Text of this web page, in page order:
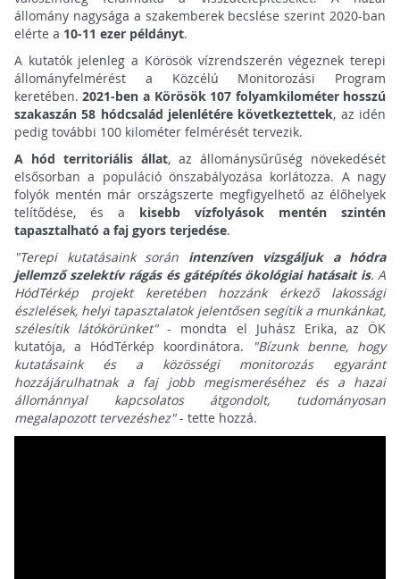
állomány nagysága a szakemberek becslése szerint 2020-ban
elérte a 10-11 ezer példányt.
A kutatók jelenleg a Körösök vízrendszerén végeznek terepi
állományfelmérést a Közcélú Monitorozási Program
keretében.2021-ben a Körösök 107 folyamkilométer hosszú
szakaszán 58 hódcsalád jelenlétére következtettek, az idén
pedig további 100 kilométer felmérését tervezik.
A hód territoriális állat, az állománysűrűség növekedését
elsősorban a populáció önszabályozása korlátozza. A nagy
folyók mentén már országszerte megfigyelhető az élőhelyek
telítődése, és a kisebb vízfolyások mentén szintén
tapasztalható a faj gyors terjedése.
"Terepi kutatásaink során intenzíven vizsgáljuk a hódra
jellemző szelektív rágás és gátépítés ökológiai hatásait is. A
HódTérkép projekt keretében hozzánk érkező lakossági
észlelések, helyi tapasztalatok jelentősen segítik a munkánkat,
szélesítik látókörünket"- mondta el Juhász Erika, az ÖK
kutatója, a HódTérkép koordinátora.
"Bízunk benne, hogy
kutatásaink és a közösségi monitorozás egyaránt
hozzájárulhatnak a faj jobb megismeréséhez és a hazai
állománnyal kapcsolatos átgondolt, tudományosan
megalapozott tervezéshez"- tette hozzá.